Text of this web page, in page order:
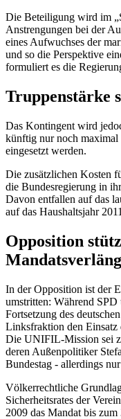
Die Beteiligung wird im
Anstrengungen bei der
eines Aufwuchses der
und so die Perspektive
formuliert es die
Truppenstärke
Das Kontingent wird
künftig nur noch maximal
eingesetzt werden.
Die zusätzlichen Kosten
die Bundesregierung in
Davon entfallen auf das
auf das Haushaltsjahr
Opposition
In der Opposition ist der
umstritten: Während
Fortsetzung des
Linksfraktion den Einsatz
Die UNIFIL-Mission sei
deren Außenpolitiker
Bundestag - allerdings
Völkerrechtliche
Sicherheitsrates der
2009 das Mandat bis